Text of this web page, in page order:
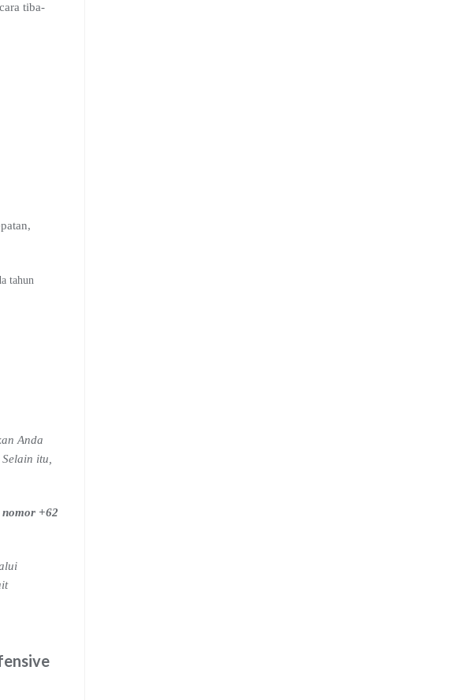
tiba-
tahun
Anda
itu,
+62